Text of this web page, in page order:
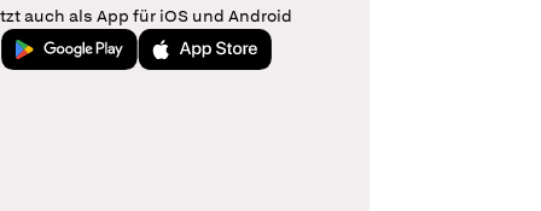
auch als App für iOS und Android
Jetzt bei Google PlayLaden im App Store